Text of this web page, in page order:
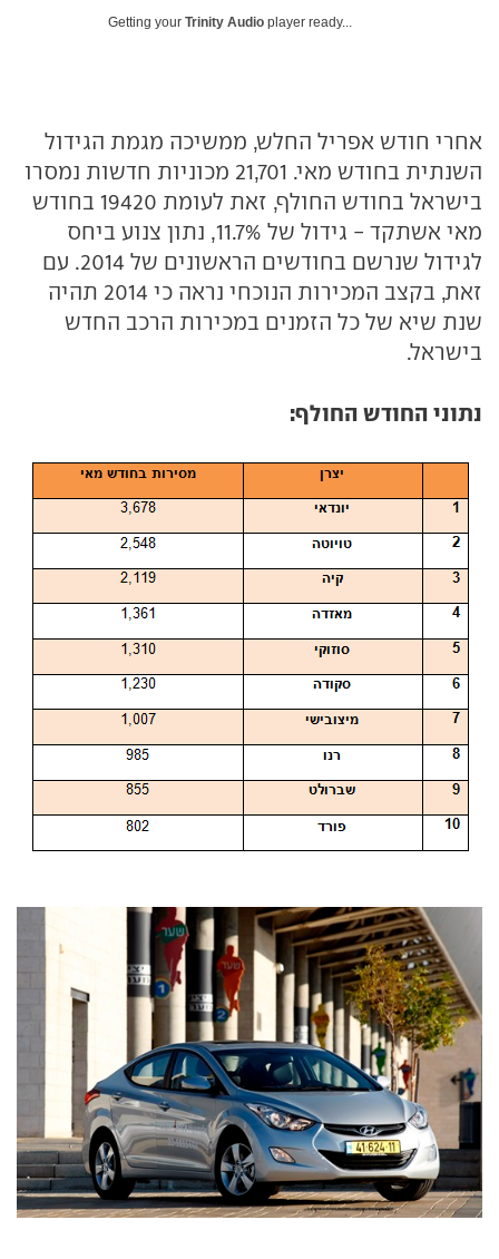
Getting your Trinity Audio player ready...
אחרי חודש אפריל החלש, ממשיכה מגמת הגידול
השנתית בחודש מאי. 21,701 מכוניות חדשות נמסרו
בישראל בחודש החולף, זאת לעומת 19420 בחודש
מאי אשתקד - גידול של 11.7%, נתון צנוע ביחס
לגידול שנרשם בחודשים הראשונים של 2014. עם
זאת, בקצב המכירות הנוכחי נראה כי 2014 תהיה
שנת שיא של כל הזמנים במכירות הרכב החדש
בישראל.
נתוני החודש החולף: